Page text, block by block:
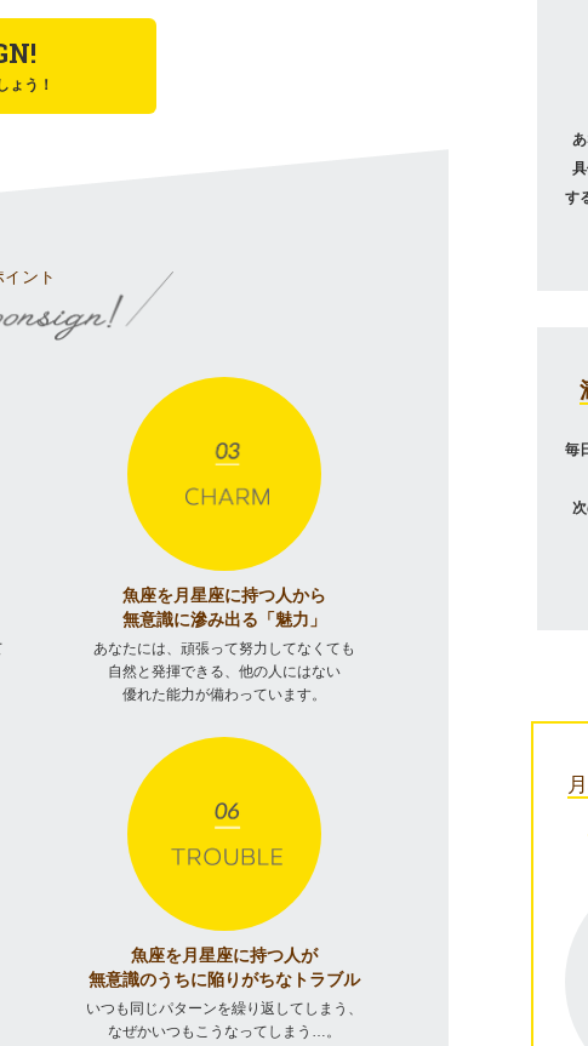
ょう！
ント
魚座を月星座に持つ人から
無意識に滲み出る「魅力」
あなたには、頑張って努力してなくても
自然と発揮できる、他の人にはない
優れた能力が備わっています。
魚座を月星座に持つ人が
無意識のうちに陥りがちなトラブル
いつも同じパターンを繰り返してしまう、
なぜかいつもこうなってしまう…。
す
毎